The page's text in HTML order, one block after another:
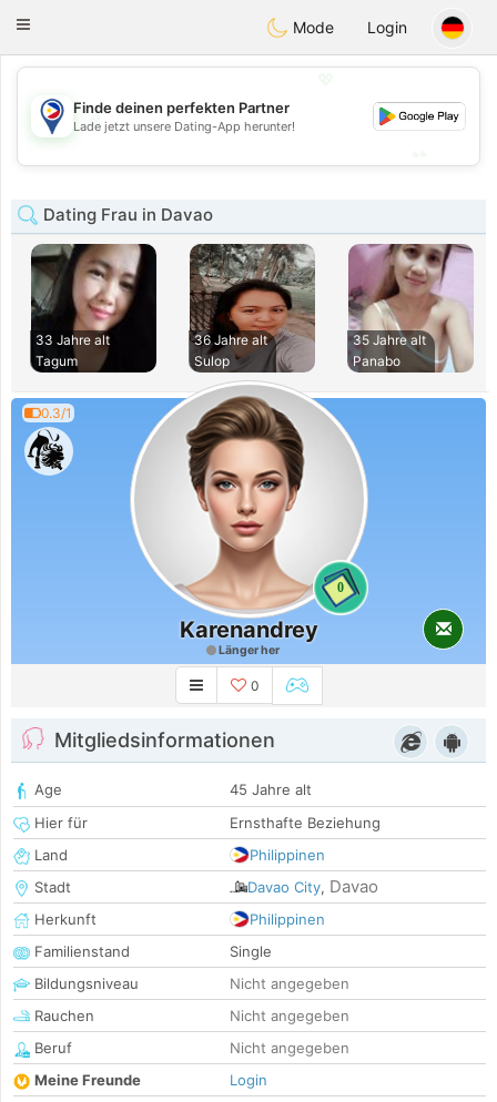
Philippines Chat
Toggle
Mode Login
💖
💕
Finde deinen perfekten Partner
Lade jetzt unsere Dating-App herunter!
Dating Frau in Davao
33 Jahre alt
Tagum
36 Jahre alt
Sulop
35 Jahre alt
Panabo
0.3/1
0
Karenandrey
Länger her
0
Mitgliedsinformationen
Age
45 Jahre alt
Hier für
Ernsthafte Beziehung
Land
Philippinen
Stadt
Davao City, Davao
Herkunft
Philippinen
Familienstand
Single
Bildungsniveau
Nicht angegeben
Rauchen
Nicht angegeben
Beruf
Nicht angegeben
Meine Freunde
Login